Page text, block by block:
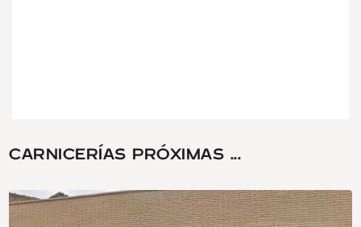
CARNICERÍAS PRÓXIMAS ...